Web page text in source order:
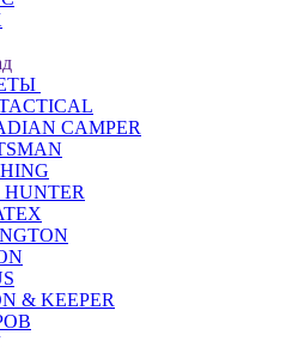
CAMPER
& KEEPER